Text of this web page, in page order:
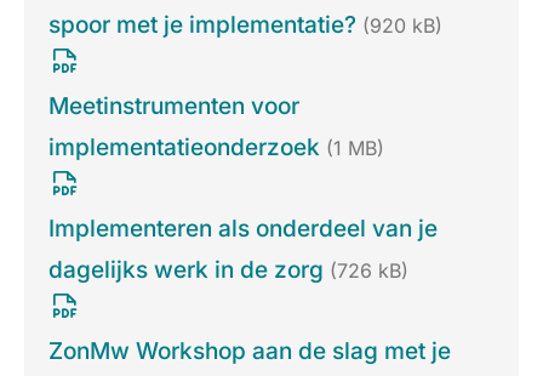
spoor met je implementatie? (920 kB)
Meetinstrumenten voor
implementatieonderzoek (1 MB)
Implementeren als onderdeel van je
dagelijks werk in de zorg (726 kB)
ZonMw Workshop aan de slag met je